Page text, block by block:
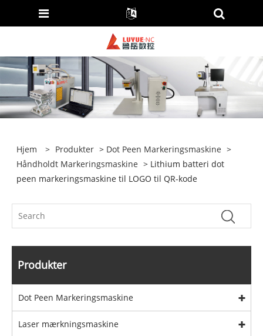
Hjem > Produkter > Dot Peen Markeringsmaskine >
Håndholdt Markeringsmaskine > Lithium batteri dot
peen markeringsmaskine til LOGO til QR-kode
Produkter
Dot Peen Markeringsmaskine
Laser mærkningsmaskine